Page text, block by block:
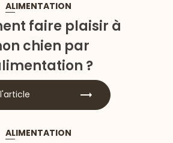
ALIMENTATION
faire plaisir à
chien par
?
ALIMENTATION